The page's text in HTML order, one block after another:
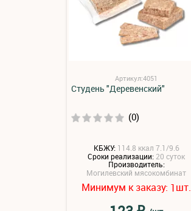
Артикул:4051
Студень "Деревенский"
(0)
КБЖУ: 114.8 ккал 7.1/9.6
Сроки реализации: 20 суток
Производитель:
Могилевский мясокомбинат
Минимум к заказу: 1шт.